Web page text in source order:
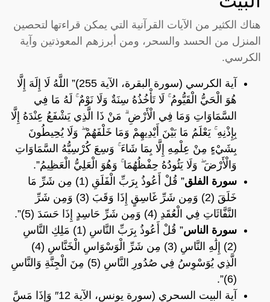
هناك الكثير من الآيات القرآنية التي يمكن قراءتها لتحصين
المنزل من الحسد والسحر، ومن أبرزهم المعوذتين وآية
الكرسي.
آية الكرسي (سورة البقرة، الآية 255)” اللَّهُ لَا إِلَهَ إِلَّا
هُوَ الْحَيُّ الْقَيُّومُ ۚ لَا تَأْخُذُهُ سِنَةٌ وَلَا نَوْمٌ ۚ لَهُ مَا فِي
السَّمَاوَاتِ وَمَا فِي الْأَرْضِ ۗ مَنْ ذَا الَّذِي يَشْفَعُ عِنْدَهُ إِلَّا
بِإِذْنِهِ ۚ يَعْلَمُ مَا بَيْنَ أَيْدِيهِمْ وَمَا خَلْفَهُمْ ۖ وَلَا يُحِيطُونَ
بِشَيْءٍ مِنْ عِلْمِهِ إِلَّا بِمَا شَاءَ ۚ وَسِعَ كُرْسِيُّهُ السَّمَاوَاتِ
وَالْأَرْضَ ۖ وَلَا يَئُودُهُ حِفْظُهُمَا ۚ وَهُوَ الْعَلِيُّ الْعَظِيمُ”.
سورة الفلق
” قُلْ أَعُوذُ بِرَبِّ الْفَلَقِ (1) مِن شَرِّ مَا
خَلَقَ (2) وَمِن شَرِّ غَاسِقٍ إِذَا وَقَبَ (3) وَمِن شَرِّ
النَّفَّاثَاتِ فِي الْعُقَدِ (4) وَمِن شَرِّ حَاسِدٍ إِذَا حَسَدَ (5)”.
سورة الناس
” قُلْ أَعُوذُ بِرَبِّ النَّاسِ (1) مَلِكِ النَّاسِ
(2) إِلَٰهِ النَّاسِ (3) مِن شَرِّ الْوَسْوَاسِ الْخَنَّاسِ (4)
الَّذِي يُوَسْوِسُ فِي صُدُورِ النَّاسِ (5) مِنَ الْجِنَّةِ وَالنَّاسِ
(6)”.
آية البيت السحري (سورة يونس، الآية 12″ وَإِذَا مَسَّ